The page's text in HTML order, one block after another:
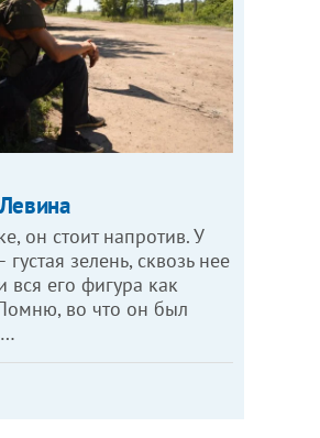
он стоит напротив. У
зелень, сквозь нее
вся его фигура как
во что он был